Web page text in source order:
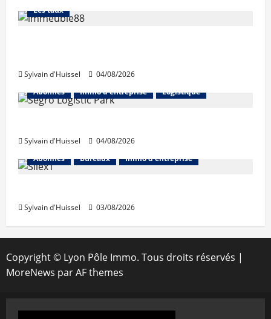
Les taux
Sylvain d'Huissel
04/08/2026
Abonnés
Immo d'entreprise Logistique
Sylvain d'Huissel
04/08/2026
Abonnés
Bureaux Immo d'entreprise
Sylvain d'Huissel 03/08/2026
Copyright © Lyon Pôle Immo. Tous droits réservés |
MoreNews par AF themes